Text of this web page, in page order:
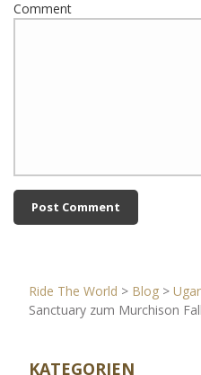
Comment
Ride The World > Blog>
Sanctuary zum Murchison
KATEGORIEN